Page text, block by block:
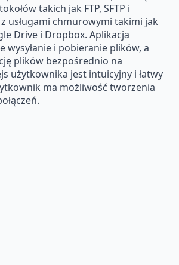
takich jak FTP, SFTP i
z usługami chmurowymi takimi jak
Drive i Dropbox. Aplikacja
wysyłanie i pobieranie plików, a
plików bezpośrednio na
użytkownika jest intuicyjny i łatwy
ma możliwość tworzenia